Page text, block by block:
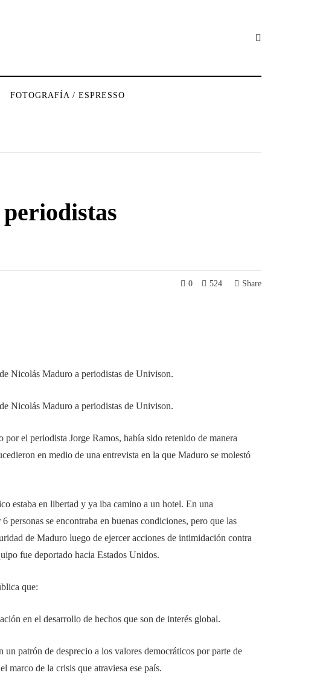
FOTOGRAFÍA / ESPRESSO
0 524 Share
Nicolás Maduro a periodistas de Univison.
Nicolás Maduro a periodistas de Univison.
el periodista Jorge Ramos, había sido retenido de manera
en medio de una entrevista en la que Maduro se molestó
estaba en libertad y ya iba camino a un hotel. En una
se encontraba en buenas condiciones, pero que las
de Maduro luego de ejercer acciones de intimidación contra
fue deportado hacia Estados Unidos.
que:
en el desarrollo de hechos que son de interés global.
patrón de desprecio a los valores democráticos por parte de
marco de la crisis que atraviesa ese país.